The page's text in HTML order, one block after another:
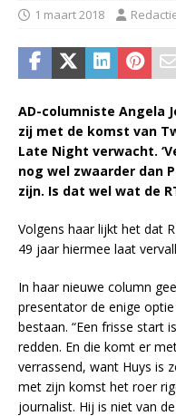
1 maart 2018
AD-columniste Angela
zij met de komst van
Late Night verwacht.
nog wel zwaarder dan
zijn. Is dat wel wat de
Volgens haar lijkt het dat
49 jaar hiermee laat
In haar nieuwe column
presentator de enige
bestaan. “Een frisse start
redden. En die komt er
verrassend, want Huys is
met zijn komst het roer
journalist. Hij is niet van